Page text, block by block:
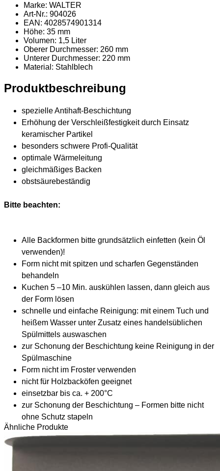
Marke: WALTER
Art-Nr.: 904026
EAN: 4028574901314
Höhe: 35 mm
Volumen: 1,5 Liter
Oberer Durchmesser: 260 mm
Unterer Durchmesser: 220 mm
Material : Stahlblech
Produktbeschreibung
spezielle Antihaft-Beschichtung
Erhöhung der Verschleißfestigkeit durch Einsatz
keramischer Partikel
besonders schwere Profi-Qualität
optimale Wärmeleitung
gleichmäßiges Backen
obstsäurebeständig
Bitte beachten:
Alle Backformen bitte grundsätzlich einfetten (kein Öl
verwenden)!
Form nicht mit spitzen und scharfen Gegenständen
behandeln
Kuchen 5 –10 Min. auskühlen lassen, dann gleich aus
der Form lösen
schnelle und einfache Reinigung: mit einem Tuch und
heißem Wasser unter Zusatz eines handelsüblichen
Spülmittels auswaschen
zur Schonung der Beschichtung keine Reinigung in der
Spülmaschine
Form nicht im Froster verwenden
nicht für Holzbacköfen geeignet
einsetzbar bis ca. + 200°C
zur Schonung der Beschichtung – Formen bitte nicht
ohne Schutz stapeln
Ähnliche Produkte